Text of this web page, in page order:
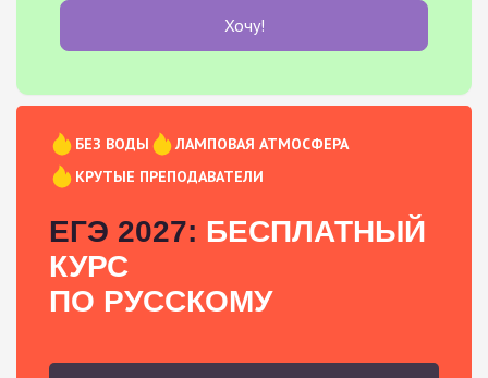
Хочу!
БЕЗ ВОДЫ
ЛАМПОВАЯ АТМОСФЕРА
КРУТЫЕ ПРЕПОДАВАТЕЛИ
ЕГЭ 2027: БЕСПЛАТНЫЙ
КУРС
ПО РУССКОМУ